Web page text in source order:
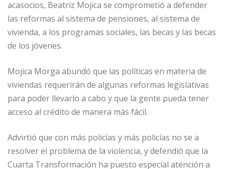
acasocios, Beatriz Mojica se comprometió a defender
las reformas al sistema de pensiones, al sistema de
vivienda, a los programas sociales, las becas y las becas
de los jóvenes.
Mojica Morga abundó que las políticas en materia de
viviendas requerirán de algunas reformas legislativas
para poder llevarlo a cabo y que la gente pueda tener
acceso al crédito de manera más fácil.
Advirtió que con más policías y más policías no se a
resolver el problema de la violencia, y defendió que la
Cuarta Transformación ha puesto especial atención a